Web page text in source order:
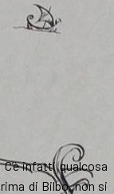
infatti qualcosa
di Bilbo, non si